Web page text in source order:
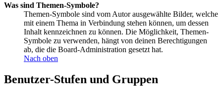
Was sind Themen-Symbole?
Themen-Symbole sind vom Autor ausgewählte Bilder, welche
mit einem Thema in Verbindung stehen können, um dessen
Inhalt kennzeichnen zu können. Die Möglichkeit, Themen-
Symbole zu verwenden, hängt von deinen Berechtigungen
ab, die die Board-Administration gesetzt hat.
Nach oben
Benutzer-Stufen und Gruppen